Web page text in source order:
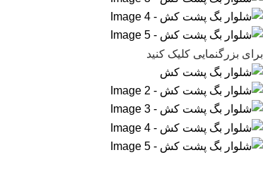
برای بزرگنمایی کلیک کنید